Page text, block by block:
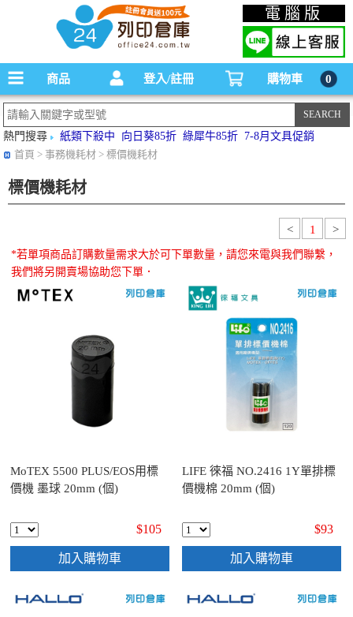
碳粉匣，墨水匣,原廠碳粉匣，副廠碳粉匣，環保碳粉匣,連續供墨印表機-office24列印
倉庫線上購物手機版
電腦版
商品 登入/註冊 購物車 0
熱門搜尋 紙類下殺中 向日葵85折 綠犀牛85折 7-8月文具促銷
首頁 > 事務機耗材 > 標價機耗材
標價機耗材
< 1 >
*若單項商品訂購數量需求大於可下單數量，請您來電與我們聯繫，
我們將另開賣場協助您下單．
MoTEX 5500 PLUS/EOS用標
價機 墨球 20mm (個)
$105
加入購物車
LIFE 徠福 NO.2416 1Y單排標
價機棉 20mm (個)
$93
加入購物車